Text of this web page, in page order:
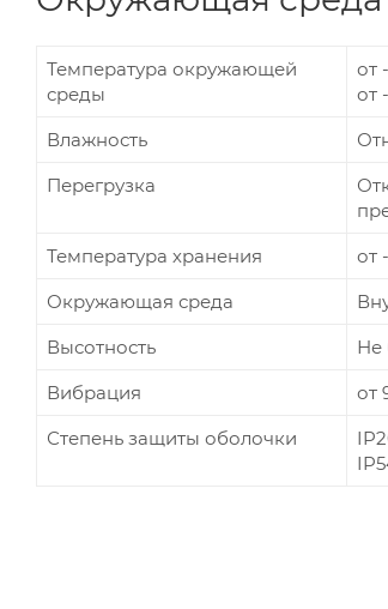
Температура окружающей
среды
от
от
Влажность
Перегрузка
Температура хранения
от
Окружающая среда
Высотность
Не
Вибрация
от
Степень защиты оболочки